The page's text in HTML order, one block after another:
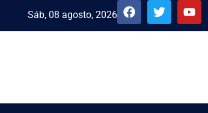
Sáb, 08 agosto, 2026